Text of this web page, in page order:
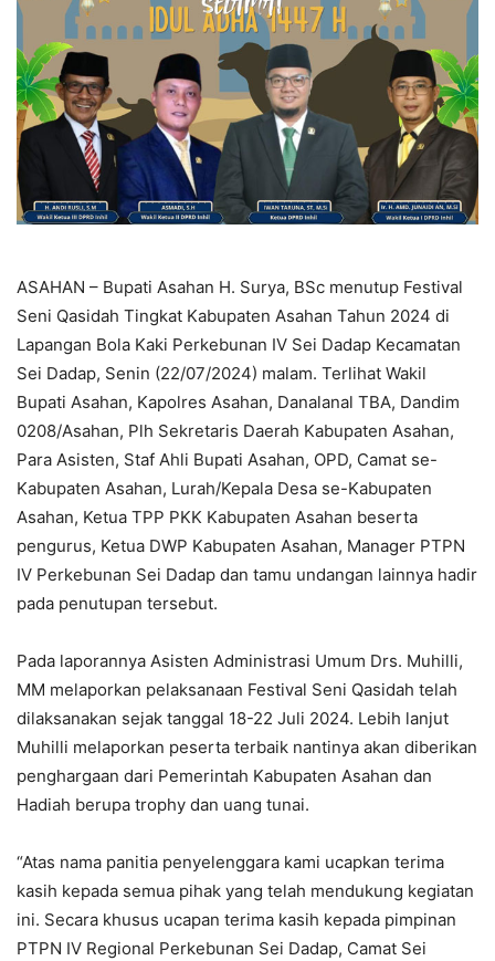
ASAHAN – Bupati Asahan H. Surya, BSc menutup Festival
Seni Qasidah Tingkat Kabupaten Asahan Tahun 2024 di
Lapangan Bola Kaki Perkebunan IV Sei Dadap Kecamatan
Sei Dadap, Senin (22/07/2024) malam. Terlihat Wakil
Bupati Asahan, Kapolres Asahan, Danalanal TBA, Dandim
0208/Asahan, Plh Sekretaris Daerah Kabupaten Asahan,
Para Asisten, Staf Ahli Bupati Asahan, OPD, Camat se-
Kabupaten Asahan, Lurah/Kepala Desa se-Kabupaten
Asahan, Ketua TPP PKK Kabupaten Asahan beserta
pengurus, Ketua DWP Kabupaten Asahan, Manager PTPN
IV Perkebunan Sei Dadap dan tamu undangan lainnya hadir
pada penutupan tersebut.
Pada laporannya Asisten Administrasi Umum Drs. Muhilli,
MM melaporkan pelaksanaan Festival Seni Qasidah telah
dilaksanakan sejak tanggal 18-22 Juli 2024. Lebih lanjut
Muhilli melaporkan peserta terbaik nantinya akan diberikan
penghargaan dari Pemerintah Kabupaten Asahan dan
Hadiah berupa trophy dan uang tunai.
“Atas nama panitia penyelenggara kami ucapkan terima
kasih kepada semua pihak yang telah mendukung kegiatan
ini. Secara khusus ucapan terima kasih kepada pimpinan
PTPN IV Regional Perkebunan Sei Dadap, Camat Sei